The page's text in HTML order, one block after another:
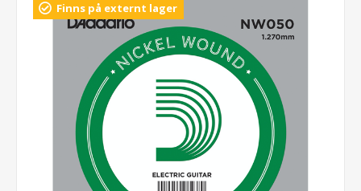
Finns på externt lager